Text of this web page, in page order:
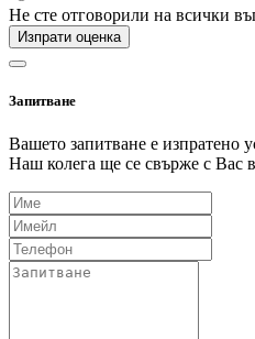
Не сте отговорили на всички
Изпрати оценка
Запитване
Вашето запитване е изпратено
Наш колега ще се свърже с Вас